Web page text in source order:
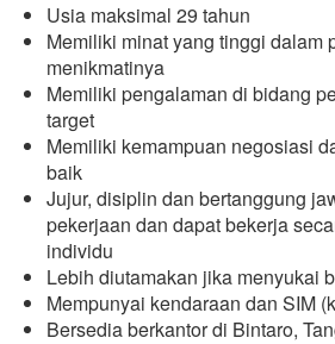
Usia maksimal 29 tahun
Memiliki minat yang tinggi dalam
menikmatinya
Memiliki pengalaman di bidang
target
Memiliki kemampuan negosiasi
baik
Jujur, disiplin dan bertanggung
pekerjaan dan dapat bekerja
individu
Lebih diutamakan jika menyukai
Mempunyai kendaraan dan SIM
Bersedia berkantor di Bintaro,